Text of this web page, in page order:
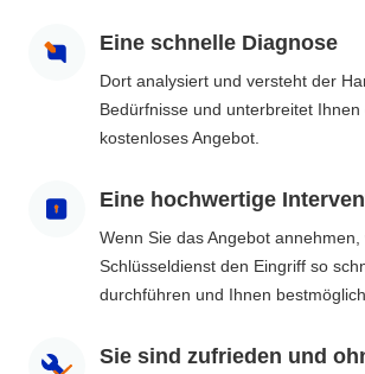
Eine schnelle Diagnose
Dort analysiert und versteht der
Bedürfnisse und unterbreitet Ihnen
kostenloses Angebot.
Eine hochwertige
Wenn Sie das Angebot
Schlüsseldienst den Eingriff so
durchführen und Ihnen
Sie sind zufrieden und